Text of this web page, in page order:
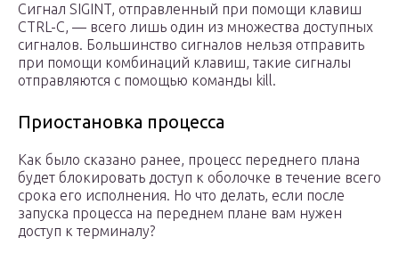
Сигнал SIGINT, отправленный при помощи клавиш
CTRL-C, — всего лишь один из множества доступных
сигналов. Большинство сигналов нельзя отправить
при помощи комбинаций клавиш, такие сигналы
отправляются с помощью команды kill.
Приостановка процесса
Как было сказано ранее, процесс переднего плана
будет блокировать доступ к оболочке в течение всего
срока его исполнения. Но что делать, если после
запуска процесса на переднем плане вам нужен
доступ к терминалу?